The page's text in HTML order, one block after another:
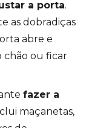
a porta.
as dobradiças
abre e
chão ou ficar
fazer a
maçanetas,